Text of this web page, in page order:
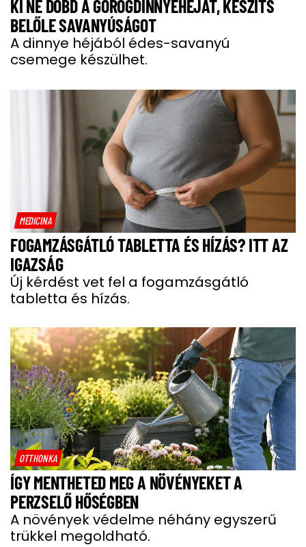
KI NE DOBD A GÖRÖGDINNYEHÉJAT, KÉSZÍTS
BELŐLE SAVANYÚSÁGOT
A dinnye héjából édes-savanyú
csemege készülhet.
MEDICINA
FOGAMZÁSGÁTLÓ TABLETTA ÉS HÍZÁS? ITT AZ
IGAZSÁG
Új kérdést vet fel a fogamzásgátló
tabletta és hízás.
OTTHONKA
ÍGY MENTHETED MEG A NÖVÉNYEKET A
PERZSELŐ HŐSÉGBEN
A növények védelme néhány egyszerű
trükkel megoldható.